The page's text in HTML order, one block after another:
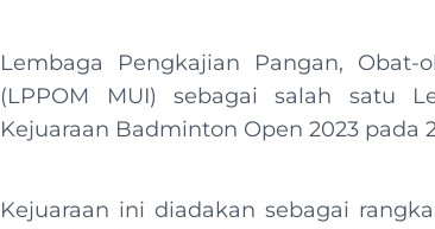
Lembaga Pengkajian Pangan,
(LPPOM MUI) sebagai salah satu
Kejuaraan Badminton Open 2023 pada
Kejuaraan ini diadakan sebagai